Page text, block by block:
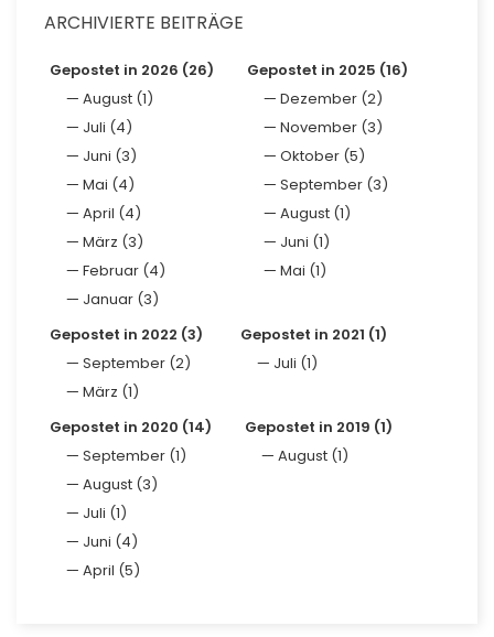
ARCHIVIERTE BEITRÄGE
Gepostet in 2026 (26)
August (1)
Juli (4)
Juni (3)
Mai (4)
April (4)
März (3)
Februar (4)
Januar (3)
Gepostet in 2025 (16)
Dezember (2)
November (3)
Oktober (5)
September (3)
August (1)
Juni (1)
Mai (1)
Gepostet in 2022 (3)
September (2)
März (1)
Gepostet in 2021 (1)
Juli (1)
Gepostet in 2020 (14)
September (1)
August (3)
Juli (1)
Juni (4)
April (5)
Gepostet in 2019 (1)
August (1)